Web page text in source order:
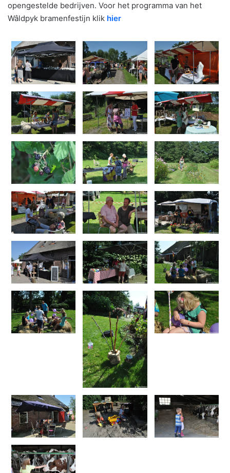
opengestelde bedrijven. Voor het programma van het
Wâldpyk bramenfestijn klik hier